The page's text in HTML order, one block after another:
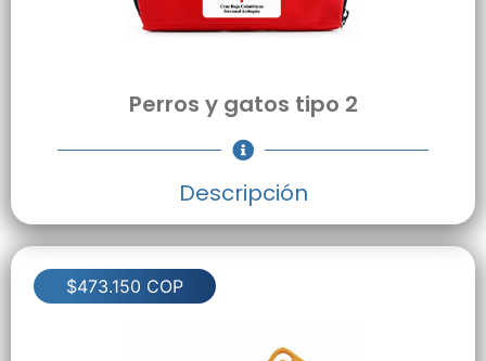
Perros y gatos tipo 2
Descripción
$473.150 COP